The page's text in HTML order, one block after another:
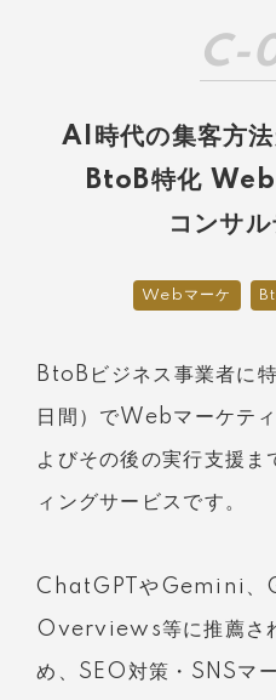
C-
AI時代の集客方法
BtoB特化 Web
コンサ
Webマーケ
BtoBビジネス事業者に
日間）でWebマーケテ
よびその後の実行支援ま
ィングサービスです。
ChatGPTやGemini、
Overviews等に推薦さ
め、SEO対策・SNSマ